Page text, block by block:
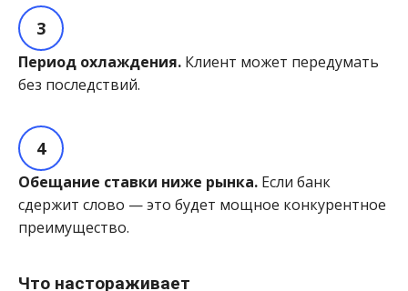
Период охлаждения. Клиент может передумать
без последствий.
Обещание ставки ниже рынка. Если банк
сдержит слово — это будет мощное конкурентное
преимущество.
Что настораживает